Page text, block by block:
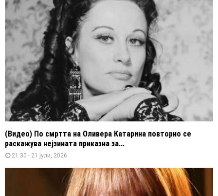
(Видео) По смртта на Оливера Катарина повторно се
раскажува нејзината приказна за...
21:30 - 21 јули, 2026